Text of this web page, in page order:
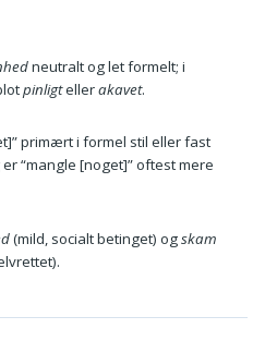
neutralt og let formelt; i
pinligtellerakavet.
primært i formel stil eller fast
“mangle [noget]” oftest mere
(mild, socialt betinget) ogskam